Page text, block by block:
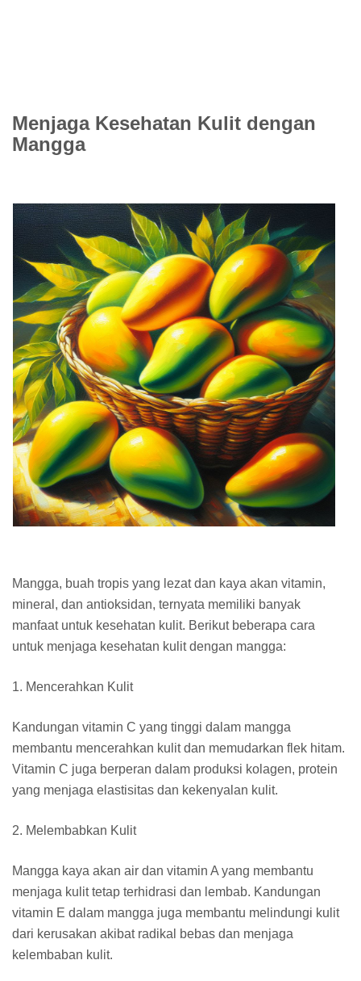
Menjaga Kesehatan Kulit dengan
Mangga
Mangga, buah tropis yang lezat dan kaya akan vitamin,
mineral, dan antioksidan, ternyata memiliki banyak
manfaat untuk kesehatan kulit. Berikut beberapa cara
untuk menjaga kesehatan kulit dengan mangga:
1. Mencerahkan Kulit
Kandungan vitamin C yang tinggi dalam mangga
membantu mencerahkan kulit dan memudarkan flek hitam.
Vitamin C juga berperan dalam produksi kolagen, protein
yang menjaga elastisitas dan kekenyalan kulit.
2. Melembabkan Kulit
Mangga kaya akan air dan vitamin A yang membantu
menjaga kulit tetap terhidrasi dan lembab. Kandungan
vitamin E dalam mangga juga membantu melindungi kulit
dari kerusakan akibat radikal bebas dan menjaga
kelembaban kulit.